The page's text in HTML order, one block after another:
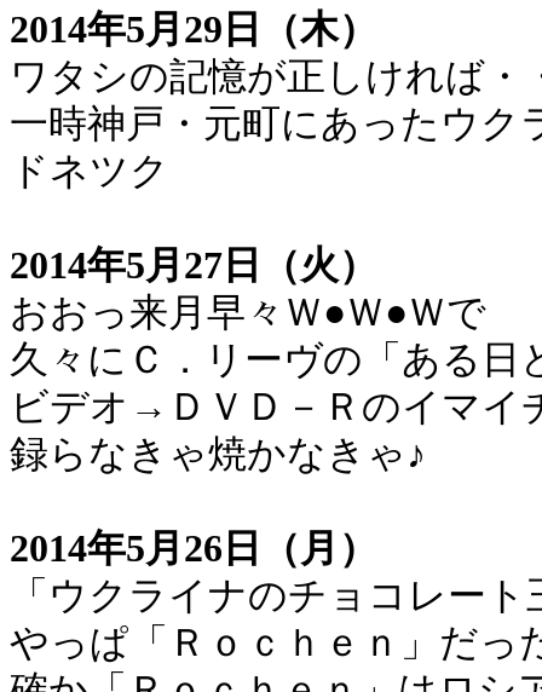
2014年5月29日（木）
ワタシの記憶が正しければ・
一時神戸・元町にあったウ
ドネツク
2014年5月27日（火）
おおっ来月早々Ｗ●Ｗ●Ｗで
久々にＣ．リーヴの「ある日
ビデオ→ＤＶＤ－Ｒのイマイ
録らなきゃ焼かなきゃ♪
2014年5月26日（月）
「ウクライナのチョコレー
やっぱ「Ｒｏｃｈｅｎ」だっ